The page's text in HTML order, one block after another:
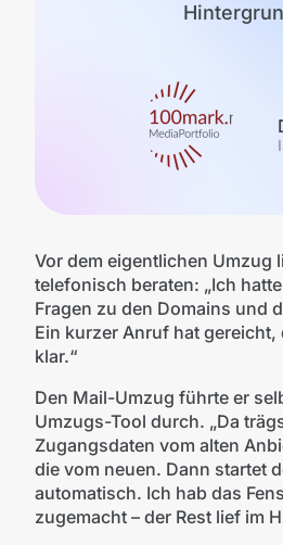
Vor dem eigentlichen Umzug
telefonisch beraten: „Ich
Fragen zu den Domains und
Ein kurzer Anruf hat gereicht,
klar.“
Den Mail-Umzug führte er
Umzugs-Tool durch. „Da
Zugangsdaten vom alten
die vom neuen. Dann startet
automatisch. Ich hab das
zugemacht – der Rest lief im